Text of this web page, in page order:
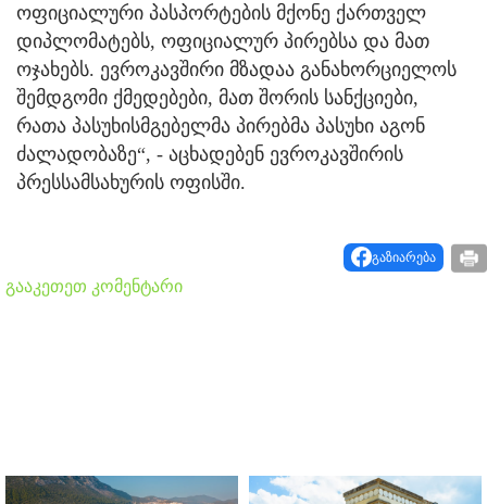
ოფიციალური პასპორტების მქონე ქართველ
დიპლომატებს, ოფიციალურ პირებსა და მათ
ოჯახებს. ევროკავშირი მზადაა განახორციელოს
შემდგომი ქმედებები, მათ შორის სანქციები,
რათა პასუხისმგებელმა პირებმა პასუხი აგონ
ძალადობაზე“, - აცხადებენ ევროკავშირის
პრესსამსახურის ოფისში.
გაზიარება
გააკეთეთ კომენტარი